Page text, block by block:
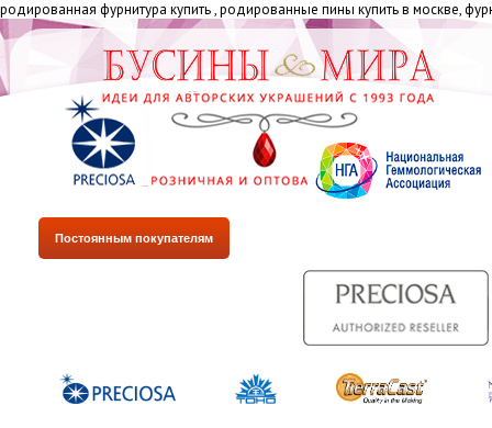
родированная фурнитура купить , родированные пины купить в москве,
Постоянным покупателям